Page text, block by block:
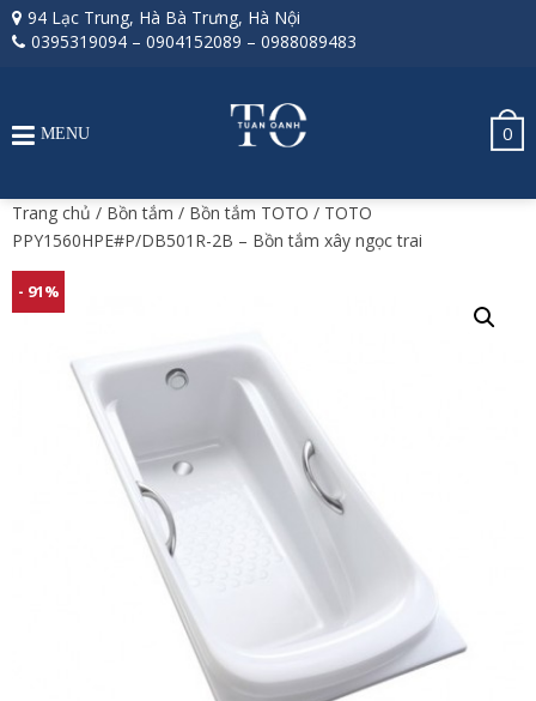
94 Lạc Trung, Hà Bà Trưng, Hà Nội
0395319094 – 0904152089 – 0988089483
0
MENU
Trang chủ / Bồn tắm / Bồn tắm TOTO / TOTO
PPY1560HPE#P/DB501R-2B – Bồn tắm xây ngọc trai
- 91%